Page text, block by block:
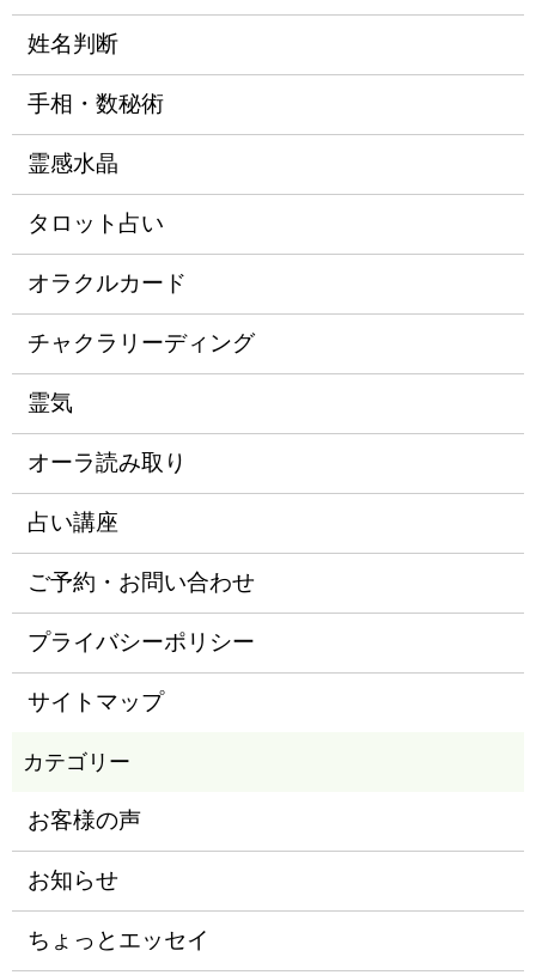
姓名判断
手相・数秘術
霊感水晶
タロット占い
オラクルカード
チャクラリーディング
霊気
オーラ読み取り
占い講座
ご予約・お問い合わせ
プライバシーポリシー
サイトマップ
お客様の声
お知らせ
ちょっとエッセイ